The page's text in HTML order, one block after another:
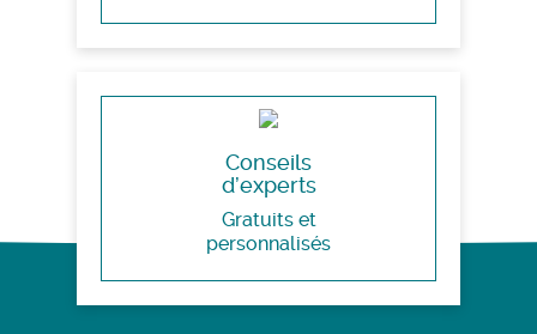
Conseils
d’experts
Gratuits et
personnalisés